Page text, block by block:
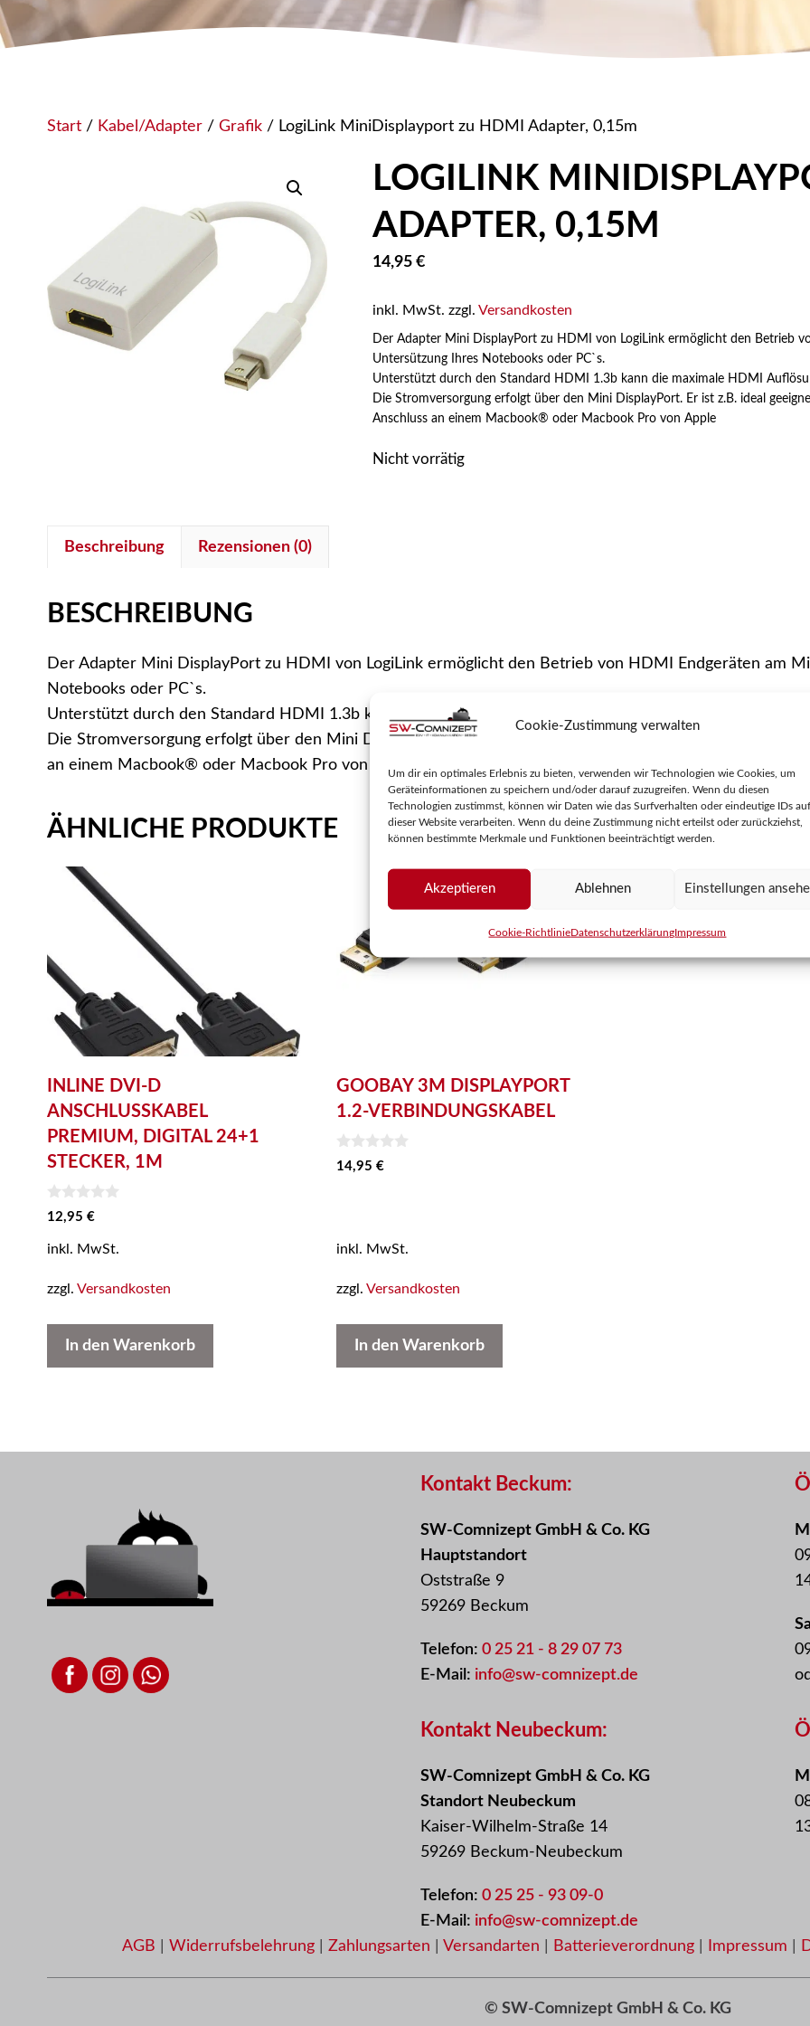
Cookie-Zustimmung verwalten
Um dir ein optimales Erlebnis zu bieten, verwenden wir Technologien wie Cookies, um
Geräteinformationen zu speichern und/oder darauf zuzugreifen. Wenn du diesen
Technologien zustimmst, können wir Daten wie das Surfverhalten oder eindeutige IDs auf
dieser Website verarbeiten. Wenn du deine Zustimmung nicht erteilst oder zurückziehst,
können bestimmte Merkmale und Funktionen beeinträchtigt werden.
Akzeptieren Ablehnen Einstellungen
Cookie-RichtlinieDatenschutzerklärungImpressum
Start / Kabel/Adapter / Grafik / LogiLink MiniDisplayport zu HDMI Adapter, 0,15m
LOGILINK
ADAPTER, 0,15M
14,95 €
inkl. MwSt. zzgl. Versandkosten
Der Adapter Mini DisplayPort zu HDMI von LogiLink ermöglicht den Betrieb
Untersützung Ihres Notebooks oder PC`s.
Unterstützt durch den Standard HDMI 1.3b kann die maximale HDMI
Die Stromversorgung erfolgt über den Mini DisplayPort. Er ist z.B. ideal
Anschluss an einem Macbook® oder Macbook Pro von Apple
Nicht vorrätig
Beschreibung Rezensionen (0)
BESCHREIBUNG
Der Adapter Mini DisplayPort zu HDMI von LogiLink ermöglicht den Betrieb von HDMI Endgeräten am
Notebooks oder PC`s.
Unterstützt durch den Standard HDMI 1.3b kann die maximale HDMI Auflösung bis zu 1080p übertragen
Die Stromversorgung erfolgt über den Mini DisplayPort. Er ist z.B. ideal geeignet zum Betrieb von
an einem Macbook® oder Macbook Pro von Apple
ÄHNLICHE PRODUKTE
INLINE DVI-D
ANSCHLUSSKABEL
PREMIUM, DIGITAL 24+1
STECKER, 1M
0
v
n
12,95 €
inkl. MwSt.
zzgl. Versandkosten
In den Warenkorb
GOOBAY 3M DISPLAYPORT
1.2-VERBINDUNGSKABEL
0
v
14,95 €
inkl. MwSt.
zzgl. Versandkosten
In den Warenkorb
Kontakt Beckum:
SW-Comnizept GmbH & Co. KG
Hauptstandort
Oststraße 9
59269 Beckum
Telefon:0 25 21 - 8 29 07 73
E-Mail: info@sw-comnizept.de
Kontakt Neubeckum:
SW-Comnizept GmbH & Co. KG
Standort Neubeckum
Kaiser-Wilhelm-Straße 14
59269 Beckum-Neubeckum
Telefon:0 25 25 - 93 09-0
E-Mail: info@sw-comnizept.de
AGB Widerrufsbelehrung Zahlungsarten Versandarten Batterieverordnung Impressum
© SW-Comnizept GmbH & Co. KG